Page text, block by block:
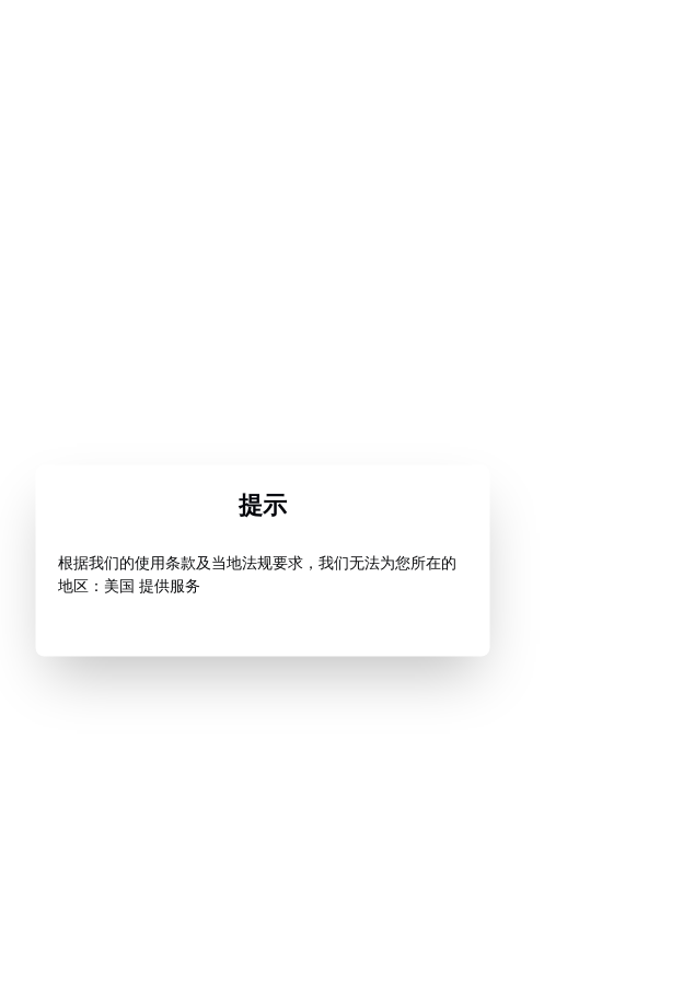
提示
根据我们的使用条款及当地法规要求，我们无法为您所在的
地区：美国 提供服务